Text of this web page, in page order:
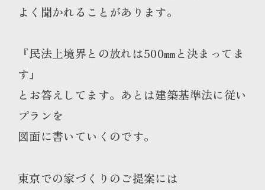
よく聞かれることがあります。
『民法上境界との放れは500㎜と決まってま
す』
とお答えしてます。あとは建築基準法に従い
プランを
図面に書いていくのです。
東京での家づくりのご提案には